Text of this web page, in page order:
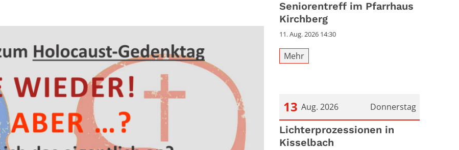
Seniorentreff im Pfarrhaus
Kirchberg
11. Aug. 2026 14:30
Mehr
Donnerstag
13 Aug. 2026
Datum: 13. August 2026
Lichterprozessionen in
Kisselbach